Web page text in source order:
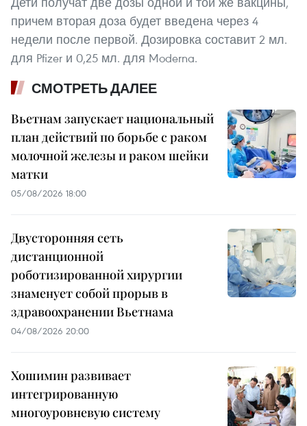
причем вторая доза будет введена через 4
недели после первой. Дозировка составит 2 мл.
для Pfizer и 0,25 мл. для Moderna.
СМОТРЕТЬ ДАЛЕЕ
Вьетнам запускает национальный
план действий по борьбе с раком
молочной железы и раком шейки
матки
05/08/2026 18:00
Двусторонняя сеть
дистанционной
роботизированной хирургии
знаменует собой прорыв в
здравоохранении Вьетнама
04/08/2026 20:00
Хошимин развивает
интегрированную
многоуровневую систему